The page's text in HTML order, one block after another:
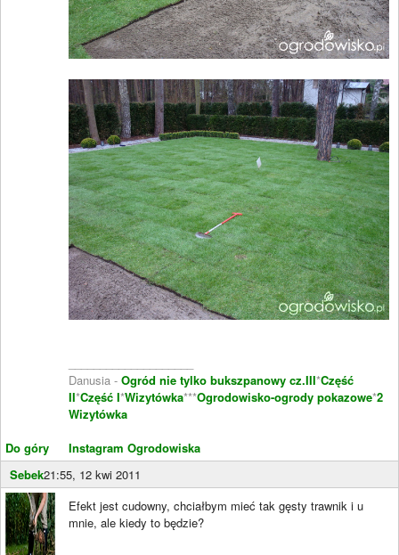
Do góry
Danusia - Ogród nie tylko bukszpanowy cz.III*Część
II*Część I*Wizytówka***Ogrodowisko-ogrody pokazowe*2
Wizytówka
Instagram Ogrodowiska
Sebek21:55, 12 kwi 2011
Efekt jest cudowny, chciałbym mieć tak gęsty trawnik i u
mnie, ale kiedy to będzie?